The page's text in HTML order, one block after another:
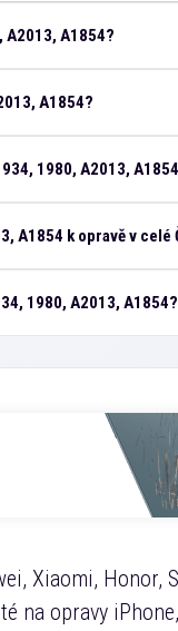
A2013, A1854?
A1854?
1980, A2013,
A1854 k opravě v celé
1980, A2013, A1854?
Xiaomi, Honor,
na opravy